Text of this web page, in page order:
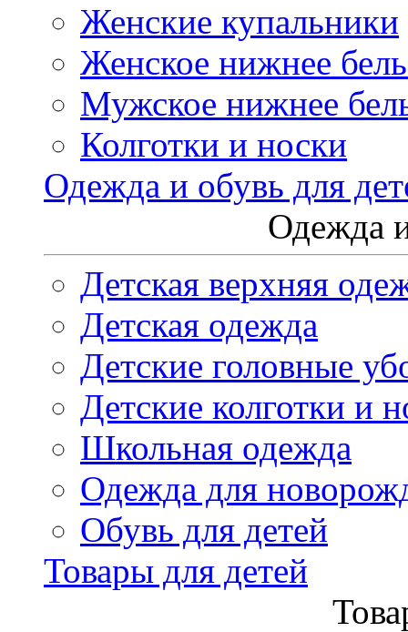
Женские купальники
Женское нижнее
Мужское нижнее
Колготки и носки
Одежда и обувь для
Одежда
Детская верхняя
Детская одежда
Детские головные
Детские колготки и
Школьная одежда
Одежда для
Обувь для детей
Товары для детей